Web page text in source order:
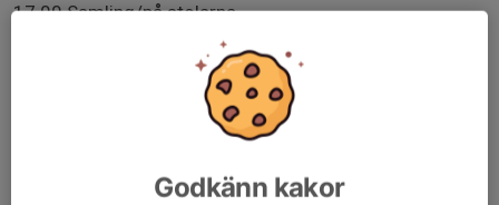
17.00 Samling/på stolarna
18.00 -19.00 Konstgräset
Godkänn kakor